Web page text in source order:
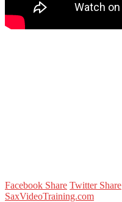
Facebook Share Twitter Share
SaxVideoTraining.com